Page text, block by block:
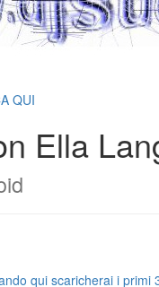
QUI
Ella
qui scaricherai i primi